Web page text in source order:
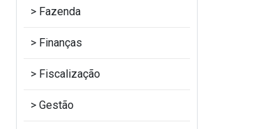
Fazenda
Finanças
Fiscalização
Gestão